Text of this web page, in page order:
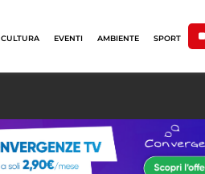
CULTURA EVENTI AMBIENTE SPORT